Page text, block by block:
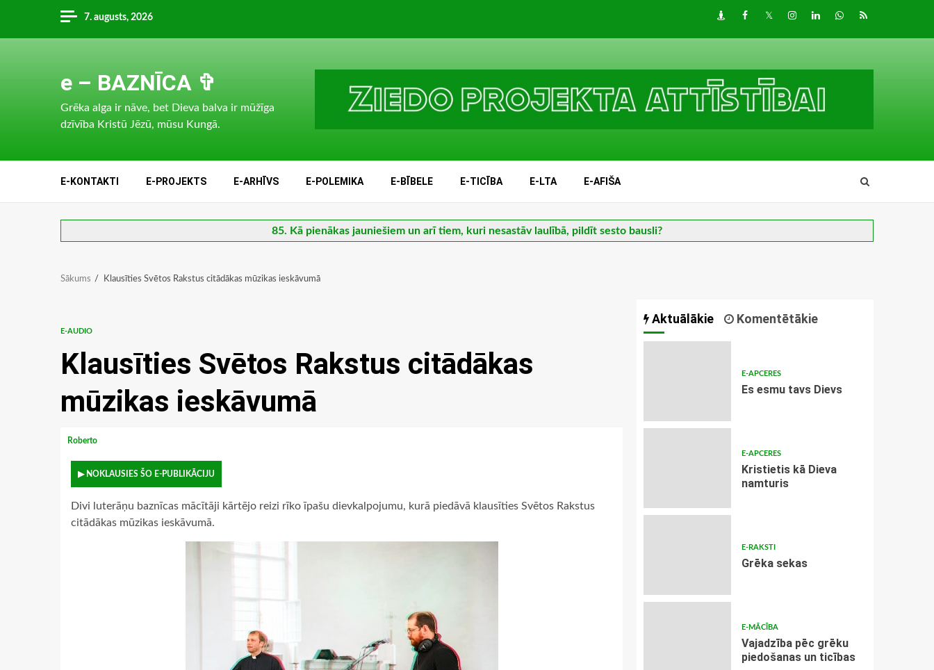
content
7. augusts, 2026 DraugiemFacebook
TwitterInstagram
LinkedInwhatsapp
RSS
e – BAZNĪCA ✞
Grēka alga ir nāve, bet Dieva balva ir mūžīga
dzīvība Kristū Jēzū, mūsu Kungā.
E-KONTAKTI E-PROJEKTS E-ARHĪVS E-POLEMIKA E-BĪBELE E-TICĪBA E-LTA E-AFIŠA
85. Kā pienākas jauniešiem un arī tiem, kuri nesastāv laulībā, pildīt sesto bausli?
Sākums Klausīties Svētos Rakstus citādākas mūzikas ieskāvumā
E-AUDIO
Klausīties Svētos Rakstus citādākas
mūzikas ieskāvumā
Roberto
▶ NOKLAUSIES ŠO E-PUBLIKĀCIJU
Divi luterāņu baznīcas mācītāji kārtējo reizi rīko īpašu dievkalpojumu, kurā piedāvā klausīties Svētos Rakstus
citādākas mūzikas ieskāvumā.
Aktuālākie Komentētākie
E-APCERES
Es esmu tavs Dievs
E-APCERES
Kristietis kā Dieva
namturis
E-RAKSTI
Grēka sekas
E-MĀCĪBA
Vajadzība pēc grēku
piedošanas un ticības